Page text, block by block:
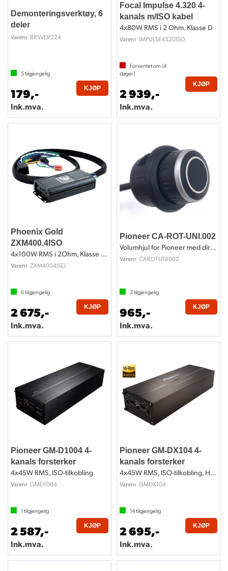
Demonteringsverktøy, 6
deler
Varenr BRSVER224
5tilgjengelig
179,-
Ink.mva.
KJØP
Focal Impulse 4.320 4-
kanals m/ISO kabel
4x80W RMS i 2 Ohm. Klasse D
Varenr IMPULSE4320ISO
Forventet om (4
dager)
2 939,-
Ink.mva.
KJØP
Phoenix Gold
ZXM400.4ISO
4x100W RMS i 2Ohm, Klasse D, ISO-kobling
Varenr ZXM4004ISO
6tilgjengelig
2 675,-
Ink.mva.
KJØP
Pioneer CA-ROT-UNI.002
Volumhjul for Pioneer med direkteplugg
Varenr CAROTUNI002
2tilgjengelig
965,-
Ink.mva.
KJØP
Pioneer GM-D1004 4-
kanals forsterker
4x45W RMS, ISO-tilkobling
Varenr GMD1004
1 tilgjengelig
2 587,-
Ink.mva.
KJØP
Pioneer GM-DX104 4-
kanals forsterker
4x45W RMS, ISO-tilkobling, Hi-Res
Varenr GMDX104
14tilgjengelig
2 695,-
Ink.mva.
KJØP